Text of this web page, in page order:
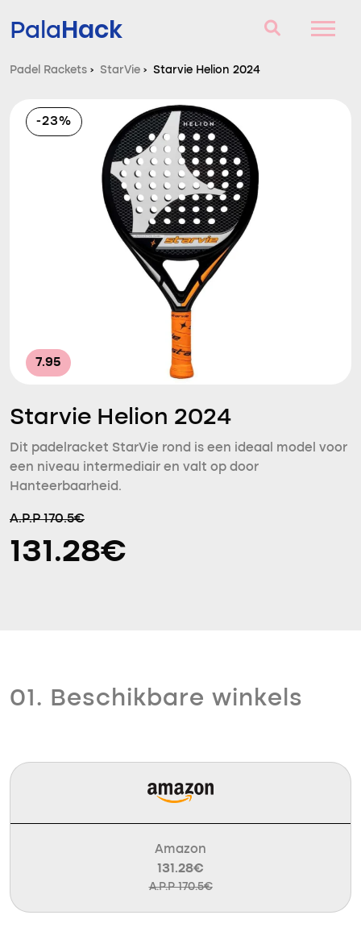
PalaHack
Padel Rackets
Vragen en antwoorden
Vergelijker
Padel Rackets › StarVie › Starvie Helion 2024
-23%
7.95
Starvie Helion 2024
Dit padelracket StarVie rond is een ideaal model voor
een niveau intermediair en valt op door
Hanteerbaarheid.
A.P.P 170.5€
131.28€
01. Beschikbare winkels
Amazon
131.28€
A.P.P 170.5€